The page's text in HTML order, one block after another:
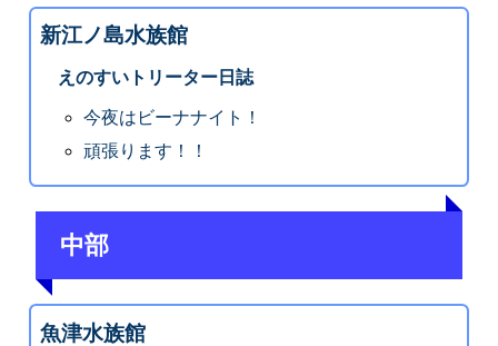
新江ノ島水族館
えのすいトリーター日誌
今夜はビーナナイト！
頑張ります！！
中部
魚津水族館